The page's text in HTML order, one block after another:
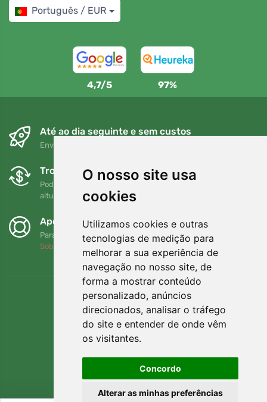
O nosso site usa
cookies
Utilizamos cookies e outras
tecnologias de medição para
melhorar a sua experiência de
navegação no nosso site, de
forma a mostrar conteúdo
personalizado, anúncios
direcionados, analisar o tráfego
do site e entender de onde vêm
os visitantes.
Concordo
Alterar as minhas preferências
Português / EUR
4,7/5 97%
Até ao dia seguinte e sem custos
Envio gratuito para encomendas superiores a 80 EUR
Trocas e devoluções gratuitas
Pode devolver ou trocar a sua encomenda em qualquer
altura no prazo de 90 dias
Apoiamos a Trees.org
Para cada encomenda plantamos uma árvore! Leia mais
Sobre nós